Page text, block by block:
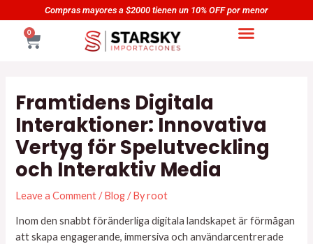
to
content
mayores a $2000 tienen un 10% OFF por menor
0
CART
Framtidens Digitala
Interaktioner: Innovativa
Vertyg för Spelutveckling
och Interaktiv Media
Leave a Comment /Blog/ Byroot
Inom den snabbt föränderliga digitala landskapet är förmågan
att skapa engagerande, immersiva och användarcentrerade
Navegación
de
entradas